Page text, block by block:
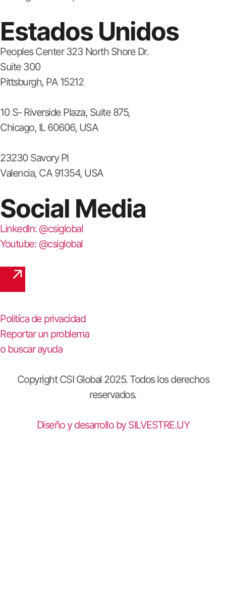
Estados Unidos
Peoples Center 323 North Shore Dr.
Suite 300
Pittsburgh, PA 15212
10 S- Riverside Plaza, Suite 875,
Chicago, IL 60606, USA
23230 Savory Pl
Valencia, CA 91354, USA
Social Media
LinkedIn: @csiglobal
Youtube: @csiglobal
Politíca de privacidad
Reportar un problema
o buscar ayuda
Copyright CSI Global 2025. Todos los derechos
reservados.
Diseño y desarrollo by SILVESTRE.UY